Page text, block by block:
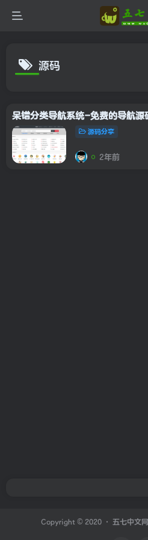
源码
源码分享
2年前
Copyright © 2020 · 五七中文网